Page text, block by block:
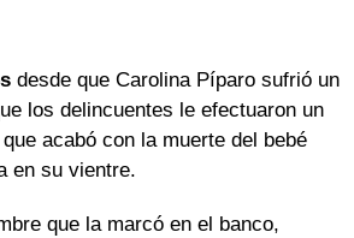
desde que Carolina Píparo sufrió un
los delincuentes le efectuaron un
acabó con la muerte del bebé
en su vientre.
que la marcó en el banco,